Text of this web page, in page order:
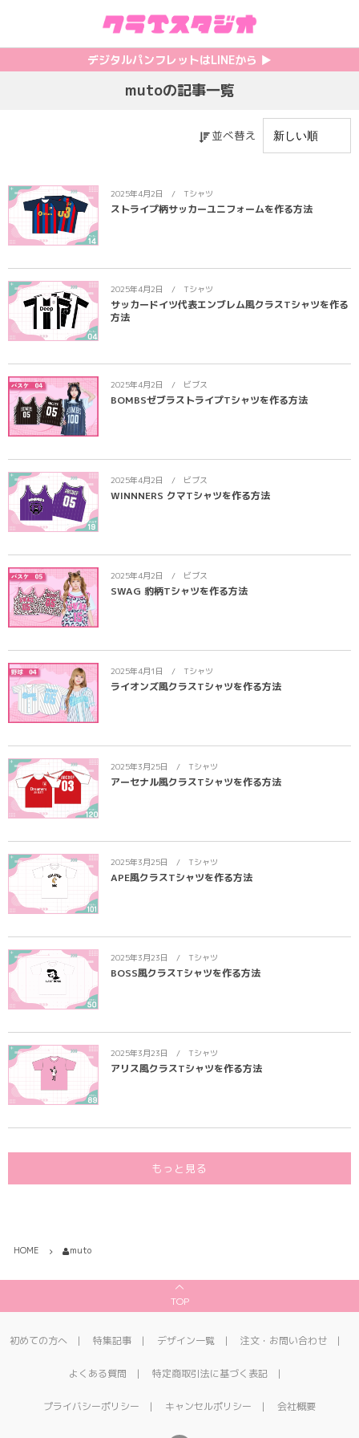
デジタルパンフレットはLINEから ▶︎︎
mutoの記事一覧
並べ替え
2025年4月2日 Tシャツ
ストライプ柄サッカーユニフォームを作る方法
2025年4月2日 Tシャツ
サッカードイツ代表エンブレム風クラスTシャツを作る
方法
2025年4月2日 ビブス
BOMBSゼブラストライプTシャツを作る方法
2025年4月2日 ビブス
WINNNERS クマTシャツを作る方法
2025年4月2日 ビブス
SWAG 豹柄Tシャツを作る方法
2025年4月1日 Tシャツ
ライオンズ風クラスTシャツを作る方法
2025年3月25日 Tシャツ
アーセナル風クラスTシャツを作る方法
2025年3月25日 Tシャツ
APE風クラスTシャツを作る方法
2025年3月23日 Tシャツ
BOSS風クラスTシャツを作る方法
2025年3月23日 Tシャツ
アリス風クラスTシャツを作る方法
もっと見る
HOME muto
TOP
初めての方へ 特集記事 デザイン一覧 注文・お問い合わせ
よくある質問 特定商取引法に基づく表記
プライバシーポリシー キャンセルポリシー 会社概要
初めての方へ
お支払い方法について
利用規約
無料でLINE相談する
カテゴリ一覧
バスケユニフォーム
パロディ
グリッター&ラメ
ポロシャツ
ロンT・長袖
タイダイ柄
ラグビーユニフォーム
フルカラー
部活動
特集記事
【最新】流行りの背ネーム特集
韓国パロディ人気デザイン特集
かわいいクラスTシャツ
おもしろクラスTシャツ
かっこいいクラスTシャツ
責任をもってお届けします
プリント
シルクスクリーンについて
全面プリントクラスTシャツ
DTFプリントについて
SDGsについて
セルフプリント